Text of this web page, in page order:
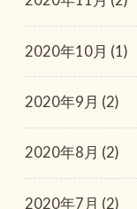
2020年10月 (1)
2020年9月 (2)
2020年8月 (2)
2020年7月 (2)